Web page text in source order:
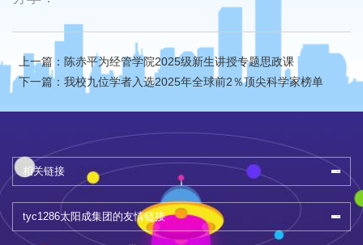
上一篇：陈赤平为经管学院2025级新生讲授专题思政课
下一篇：我校九位学者入选2025年全球前2％顶尖科学家榜单
相关链接
tyc1286太阳成集团的友情链接